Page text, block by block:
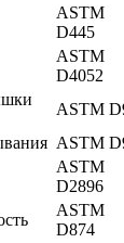
ASTM
D445
ASTM
D4052
ASTM
ASTM
ASTM
D2896
ASTM
D874